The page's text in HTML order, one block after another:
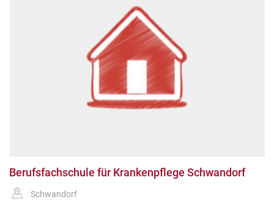
Berufsfachschule für Krankenpflege Schwandorf
Schwandorf